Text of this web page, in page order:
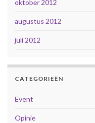
oktober 2012
augustus 2012
juli 2012
CATEGORIEËN
Event
Opinie